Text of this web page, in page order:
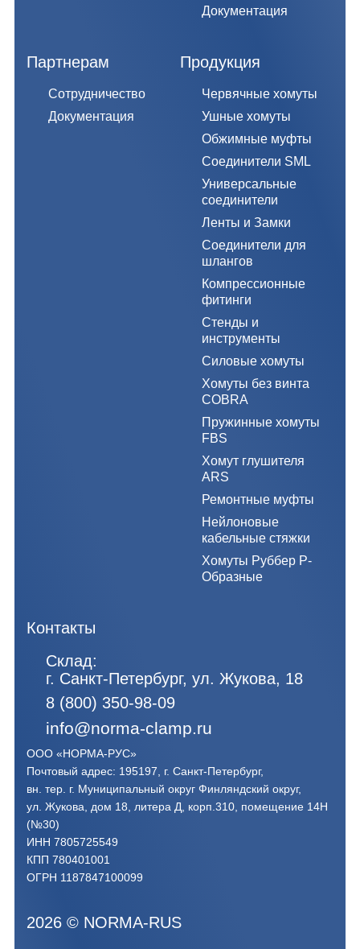
Документация
Партнерам
Сотрудничество
Документация
Продукция
Червячные хомуты
Ушные хомуты
Обжимные муфты
Соединители SML
Универсальные
соединители
Ленты и Замки
Соединители для
шлангов
Компрессионные
фитинги
Стенды и
инструменты
Силовые хомуты
Хомуты без винта
COBRA
Пружинные хомуты
FBS
Хомут глушителя
ARS
Ремонтные муфты
Нейлоновые
кабельные стяжки
Хомуты Руббер Р-
Образные
Контакты
Склад:
г. Санкт-Петербург, ул. Жукова, 18
8 (800) 350-98-09
info@norma-clamp.ru
ООО «НОРМА-РУС»
Почтовый адрес: 195197, г. Санкт-Петербург,
вн. тер. г. Муниципальный округ Финляндский округ,
ул. Жукова, дом 18, литера Д, корп.310, помещение 14Н
(№30)
ИНН 7805725549
КПП 780401001
ОГРН 1187847100099
2026 © NORMA-RUS